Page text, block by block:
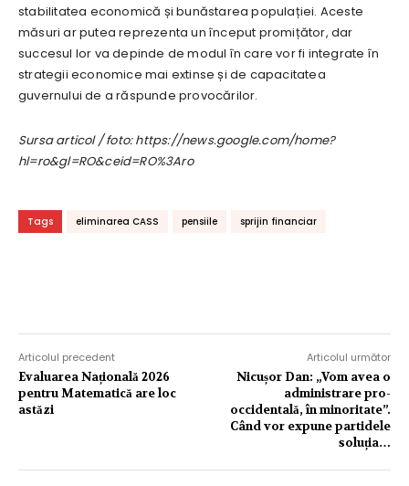
stabilitatea economică și bunăstarea populației. Aceste
măsuri ar putea reprezenta un început promițător, dar
succesul lor va depinde de modul în care vor fi integrate în
strategii economice mai extinse și de capacitatea
guvernului de a răspunde provocărilor.
Sursa articol / foto: https://news.google.com/home?
hl=ro&gl=RO&ceid=RO%3Aro
Tags eliminarea CASS pensiile sprijin financiar
Articolul precedent
Evaluarea Națională 2026
pentru Matematică are loc
astăzi
Articolul următor
Nicușor Dan: „Vom avea o
administrare pro-
occidentală, în minoritate”.
Când vor expune partidele
soluția…